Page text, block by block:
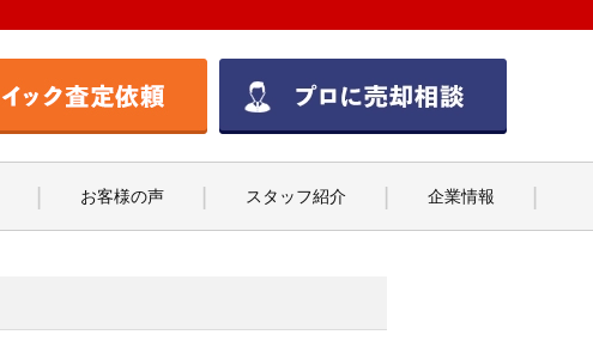
お客様の声 スタッフ紹介 企業情報